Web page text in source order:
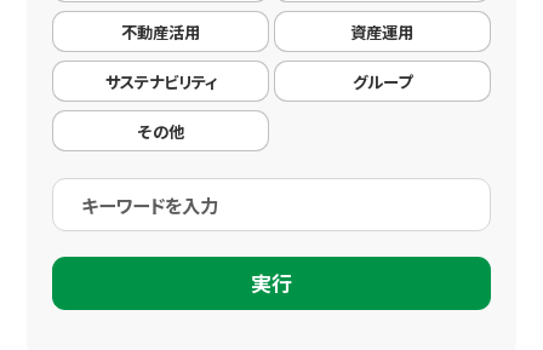
ニュース
採用情報
お問い合わせ
不動産活用 資産運用
サステナビリティ グループ
その他
実行